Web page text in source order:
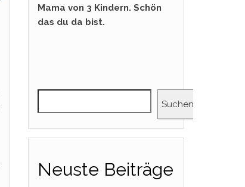
Mama von 3 Kindern. Schön
das du da bist.
Suchen
Neuste Beiträge